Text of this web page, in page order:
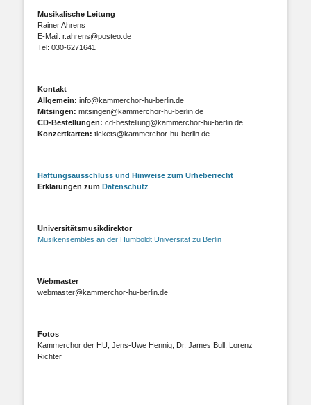
Musikalische Leitung
Rainer Ahrens
E-Mail: r.ahrens@posteo.de
Tel: 030-6271641
Kontakt
Allgemein: info@kammerchor-hu-berlin.de
Mitsingen: mitsingen@kammerchor-hu-berlin.de
CD-Bestellungen: cd-bestellung@kammerchor-hu-berlin.de
Konzertkarten: tickets@kammerchor-hu-berlin.de
Haftungsausschluss und Hinweise zum Urheberrecht
Erklärungen zum Datenschutz
Universitätsmusikdirektor
Musikensembles an der Humboldt Universität zu Berlin
Webmaster
webmaster@kammerchor-hu-berlin.de
Fotos
Kammerchor der HU, Jens-Uwe Hennig, Dr. James Bull, Lorenz
Richter